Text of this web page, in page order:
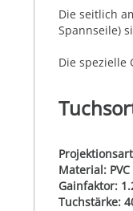
Die seitlich
Spannseile)
Die spezielle
Material: PVC
Gainfaktor:
Tuchstärke: